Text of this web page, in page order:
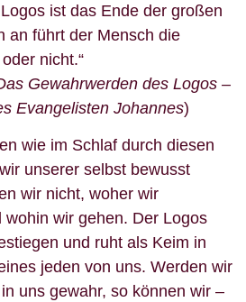
ist das Ende der großen
an führt der Mensch die
nicht.“
Gewahrwerden des Logos –
Evangelisten Johannes)
wie im Schlaf durch diesen
unserer selbst bewusst
wir nicht, woher wir
wir gehen. Der Logos
und ruht als Keim in
jeden von uns. Werden wir
uns gewahr, so können wir –